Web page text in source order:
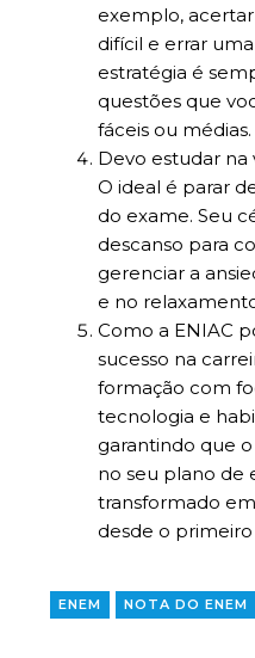
exemplo,
difícil e errar
estratégia é
questões que
fáceis ou médias.
Devo estudar na
O ideal é parar
do exame. Seu
descanso para
gerenciar a
e no
Como a ENIAC
sucesso na
formação com
tecnologia e
garantindo que
no seu plano de
transformado
desde o primeiro
ENEM NOTA DO ENEM